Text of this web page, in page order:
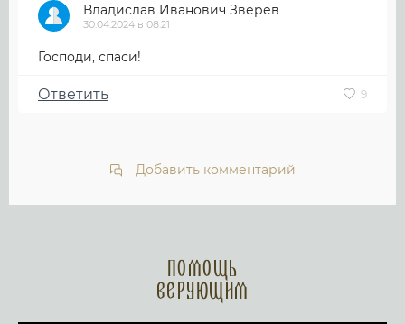
Владислав Иванович Зверев
30.04.2024 в 08:21
Господи, спаси!
Ответить 9
Добавить комментарий
Помощь
верующим